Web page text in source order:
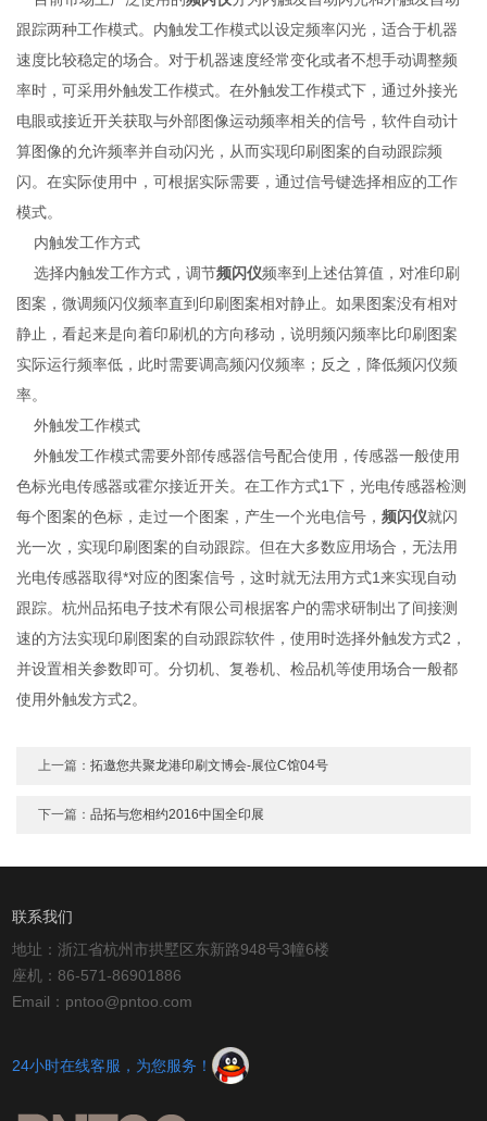
跟踪两种工作模式。内触发工作模式以设定频率闪光，适合于机器
速度比较稳定的场合。对于机器速度经常变化或者不想手动调整频
率时，可采用外触发工作模式。在外触发工作模式下，通过外接光
电眼或接近开关获取与外部图像运动频率相关的信号，软件自动计
算图像的允许频率并自动闪光，从而实现印刷图案的自动跟踪频
闪。在实际使用中，可根据实际需要，通过信号键选择相应的工作
模式。
内触发工作方式
选择内触发工作方式，调节频闪仪频率到上述估算值，对准印刷
图案，微调频闪仪频率直到印刷图案相对静止。如果图案没有相对
静止，看起来是向着印刷机的方向移动，说明频闪频率比印刷图案
实际运行频率低，此时需要调高频闪仪频率；反之，降低频闪仪频
率。
外触发工作模式
外触发工作模式需要外部传感器信号配合使用，传感器一般使用
色标光电传感器或霍尔接近开关。在工作方式1下，光电传感器检测
每个图案的色标，走过一个图案，产生一个光电信号，频闪仪就闪
光一次，实现印刷图案的自动跟踪。但在大多数应用场合，无法用
光电传感器取得*对应的图案信号，这时就无法用方式1来实现自动
跟踪。杭州品拓电子技术有限公司根据客户的需求研制出了间接测
速的方法实现印刷图案的自动跟踪软件，使用时选择外触发方式2，
并设置相关参数即可。分切机、复卷机、检品机等使用场合一般都
使用外触发方式2。
上一篇：拓邀您共聚龙港印刷文博会-展位C馆04号
下一篇：品拓与您相约2016中国全印展
联系我们
地址：浙江省杭州市拱墅区东新路948号3幢6楼
座机：86-571-86901886
Email：pntoo@pntoo.com
24小时在线客服，为您服务！